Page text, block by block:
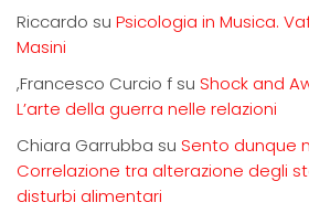
Riccardo su Psicologia in Musica.
Masini
,Francesco Curcio f su Shock and
L’arte della guerra nelle relazioni
Chiara Garrubba su Sento dunque
Correlazione tra alterazione degli
disturbi alimentari